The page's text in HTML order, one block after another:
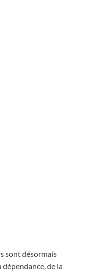
sont désormais
de la